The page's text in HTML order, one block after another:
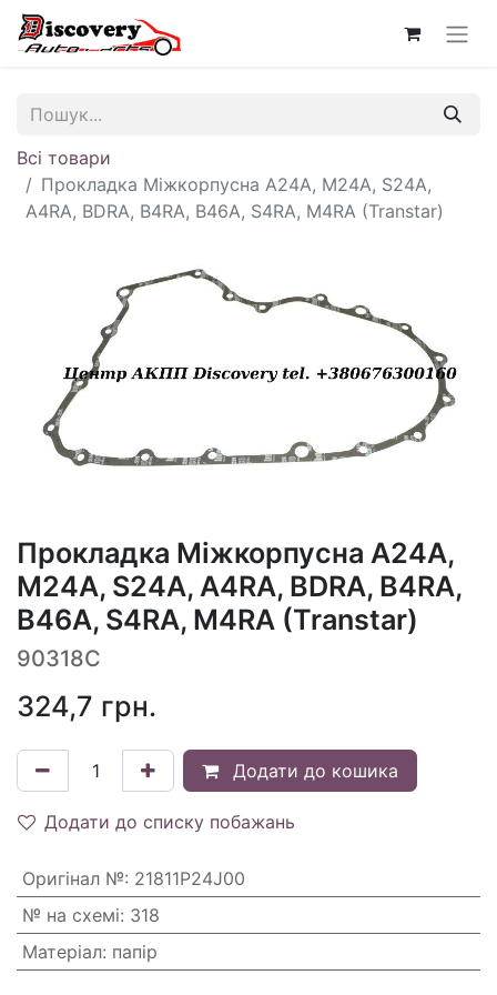
Всі товари
Прокладка Міжкорпусна A24A, M24A, S24A,
A4RA, BDRA, B4RA, B46A, S4RA, M4RA (Transtar)
Прокладка Міжкорпусна A24A,
M24A, S24A, A4RA, BDRA, B4RA,
B46A, S4RA, M4RA (Transtar)
90318C
324,7 грн.
Додати до кошика
Додати до списку побажань
Оригінал №: 21811P24J00
№ на схемі: 318
Матеріал: папір